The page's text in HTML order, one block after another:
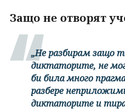
Защо не отворят
„Не разбирам защо
диктаторите, не
би била много
разбере
диктаторите и